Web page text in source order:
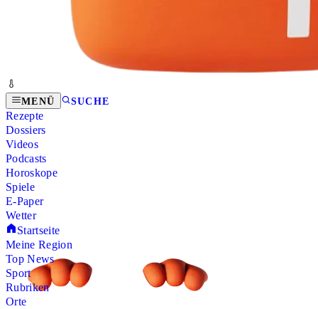
MENÜ SUCHE
Rezepte
Dossiers
Videos
Podcasts
Horoskope
Spiele
E-Paper
Wetter
Startseite
Meine Region
Top News
Sport
Rubriken
Orte